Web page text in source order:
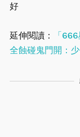
好
延伸閱讀：
「
全蝕碰鬼門開：